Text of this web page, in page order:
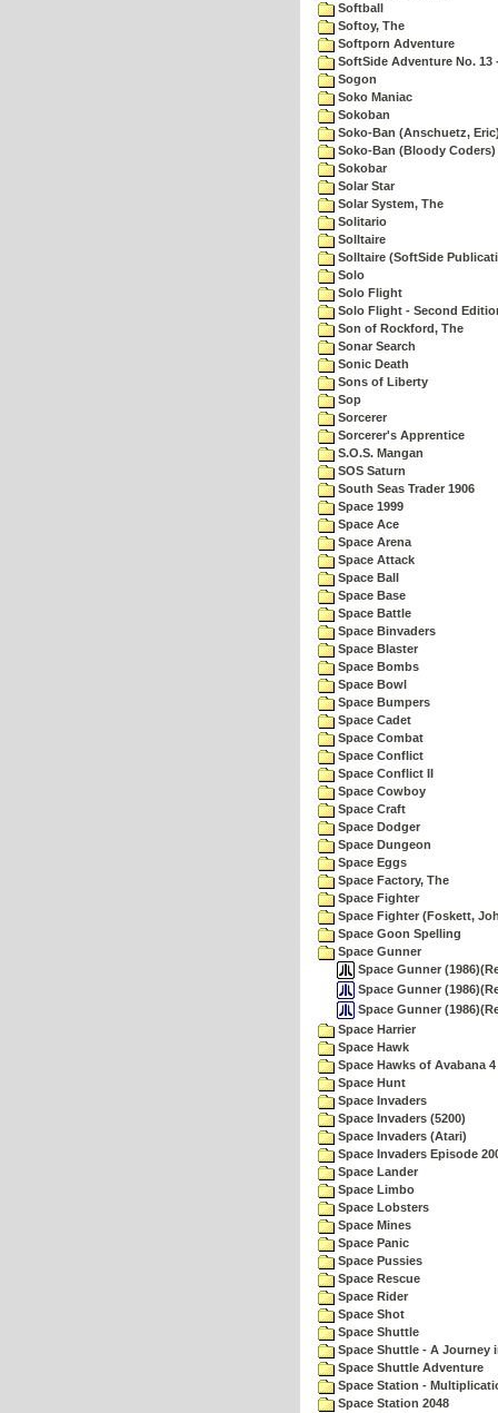
Softball
Softoy, The
Softporn Adventure
SoftSide Adventure No. 13
Sogon
Soko Maniac
Sokoban
Soko-Ban (Anschuetz,
Soko-Ban (Bloody Coders)
Sokobar
Solar Star
Solar System, The
Solitario
Solltaire
Solltaire (SoftSide
Solo
Solo Flight
Solo Flight - Second
Son of Rockford, The
Sonar Search
Sonic Death
Sons of Liberty
Sop
Sorcerer
Sorcerer's Apprentice
S.O.S. Mangan
SOS Saturn
South Seas Trader 1906
Space 1999
Space Ace
Space Arena
Space Attack
Space Ball
Space Base
Space Battle
Space Binvaders
Space Blaster
Space Bombs
Space Bowl
Space Bumpers
Space Cadet
Space Combat
Space Conflict
Space Conflict II
Space Cowboy
Space Craft
Space Dodger
Space Dungeon
Space Eggs
Space Factory, The
Space Fighter
Space Fighter (Foskett,
Space Goon Spelling
Space Gunner
Space Gunner
Space Gunner
Space Gunner
Space Harrier
Space Hawk
Space Hawks of Avabana 4
Space Hunt
Space Invaders
Space Invaders (5200)
Space Invaders (Atari)
Space Invaders Episode
Space Lander
Space Limbo
Space Lobsters
Space Mines
Space Panic
Space Pussies
Space Rescue
Space Rider
Space Shot
Space Shuttle
Space Shuttle - A Journey
Space Shuttle Adventure
Space Station -
Space Station 2048